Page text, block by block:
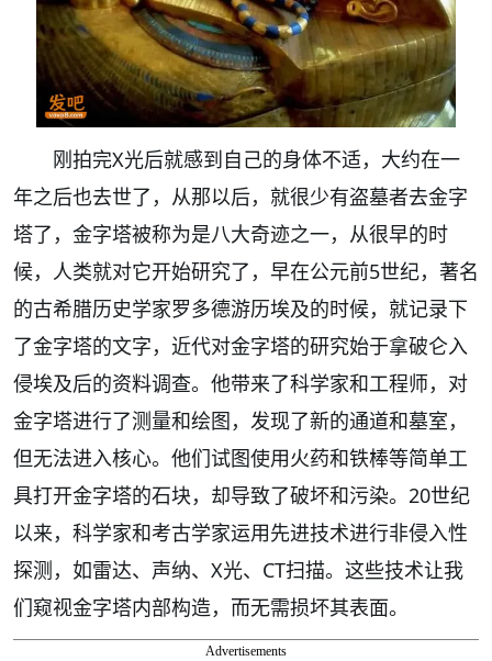
刚拍完X光后就感到自己的身体不适，大约在一
年之后也去世了，从那以后，就很少有盗墓者去金字
塔了，金字塔被称为是八大奇迹之一，从很早的时
候，人类就对它开始研究了，早在公元前5世纪，著名
的古希腊历史学家罗多德游历埃及的时候，就记录下
了金字塔的文字，近代对金字塔的研究始于拿破仑入
侵埃及后的资料调查。他带来了科学家和工程师，对
金字塔进行了测量和绘图，发现了新的通道和墓室，
但无法进入核心。他们试图使用火药和铁棒等简单工
具打开金字塔的石块，却导致了破坏和污染。20世纪
以来，科学家和考古学家运用先进技术进行非侵入性
探测，如雷达、声纳、X光、CT扫描。这些技术让我
们窥视金字塔内部构造，而无需损坏其表面。
Advertisements